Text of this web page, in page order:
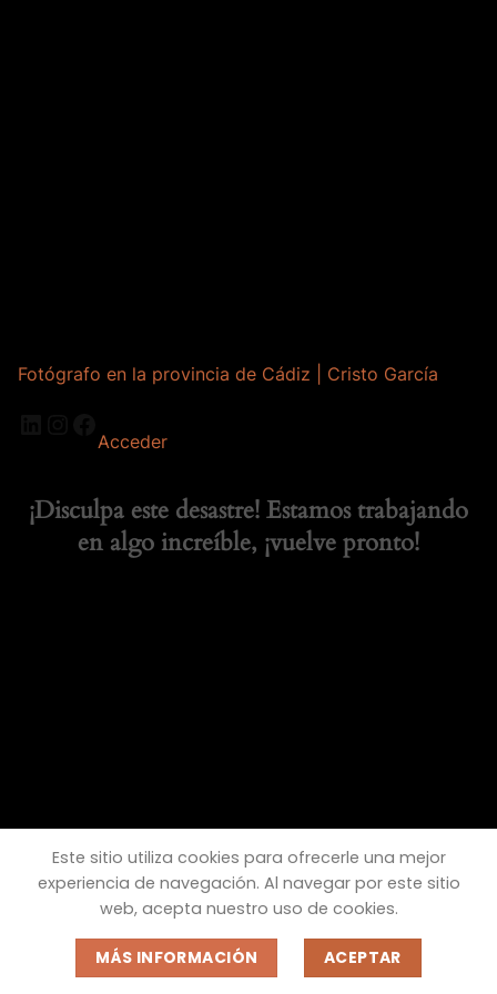
Fotógrafo en la provincia de Cádiz | Cristo García
Acceder
¡Disculpa este desastre! Estamos trabajando
en algo increíble, ¡vuelve pronto!
Este sitio utiliza cookies para ofrecerle una mejor
experiencia de navegación. Al navegar por este sitio
web, acepta nuestro uso de cookies.
MÁS INFORMACIÓN ACEPTAR